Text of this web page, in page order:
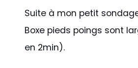
Suite à mon petit
Boxe pieds poings sont
en 2min).